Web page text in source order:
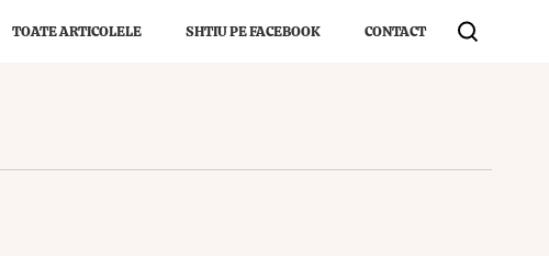
TOATE ARTICOLELE SHTIU PE FACEBOOK CONTACT